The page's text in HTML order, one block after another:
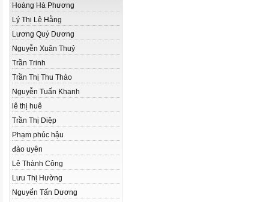
Hoàng Hà Phương
Lý Thị Lệ Hằng
Lương Quý Dương
Nguyễn Xuân Thuỷ
Trần Trinh
Trần Thị Thu Thảo
Nguyễn Tuấn Khanh
lê thị huê
Trần Thị Diệp
Phạm phúc hậu
đào uyên
Lê Thành Công
Lưu Thị Hường
Nguyển Tấn Dương